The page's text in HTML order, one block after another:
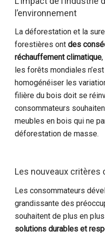
l’environnement
La déforestation et la
forestières ont des
réchauffement climatique
les forêts mondiales
homogénéiser les
filière du bois doit se
consommateurs
meubles en bois qui ne
déforestation de masse.
Les nouveaux
Les consommateurs
grandissante des
souhaitent de plus en plus
solutions durables et